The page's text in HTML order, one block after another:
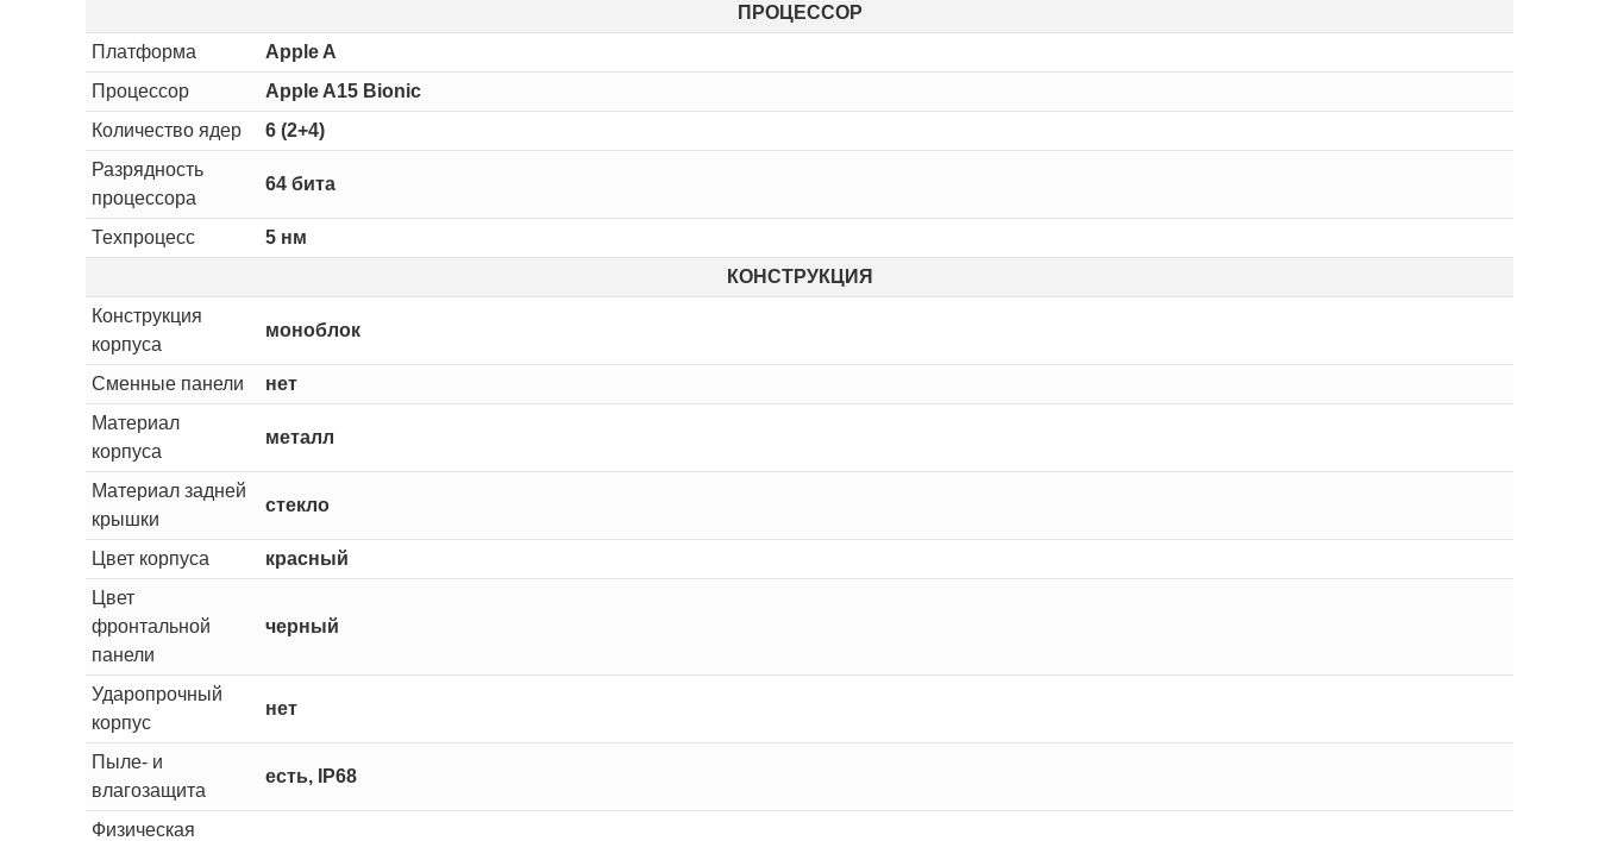
ПРОЦЕССОР
Платформа
Apple A
Процессор
Apple A15 Bionic
Количество ядер
6 (2+4)
Разрядность
процессора
64 бита
Техпроцесс
5 нм
КОНСТРУКЦИЯ
Конструкция
корпуса
моноблок
Сменные панели
нет
Материал
корпуса
металл
Материал задней
крышки
стекло
Цвет корпуса
красный
Цвет
фронтальной
панели
черный
Ударопрочный
корпус
нет
Пыле- и
влагозащита
есть, IP68
Физическая